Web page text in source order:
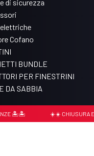
di sicurezza
Cofano
BUNDLE
PER FINESTRINI
DA SABBIA
☀️☀️ CHIUSURA ESTIVA